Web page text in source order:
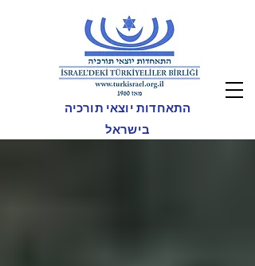
התאחדות יוצאי תורכיה
בישראל